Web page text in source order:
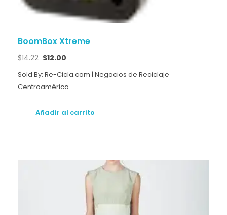
BoomBox Xtreme
$14.22 $12.00
Sold By: Re-Cicla.com | Negocios de Reciclaje
Centroamérica
Añadir al carrito